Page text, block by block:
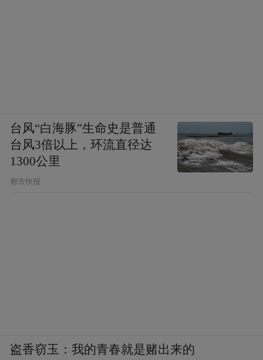
台风“白海豚”生命史是普通
台风3倍以上，环流直径达
1300公里
都市快报
盗香窃玉：我的青春就是赌出来的